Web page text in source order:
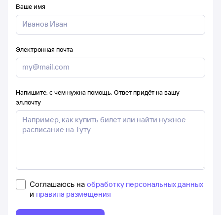
Ваше имя
Электронная почта
Напишите, с чем нужна помощь. Ответ придёт на вашу
эл.почту
Соглашаюсь на обработку персональных данных
и правила размещения